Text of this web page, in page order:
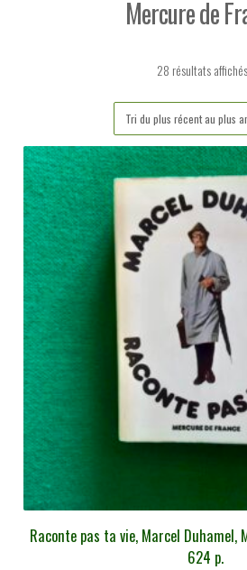
Mercure de
28 résultats affichés
Raconte pas ta vie, Marcel Duhamel,
624 p.